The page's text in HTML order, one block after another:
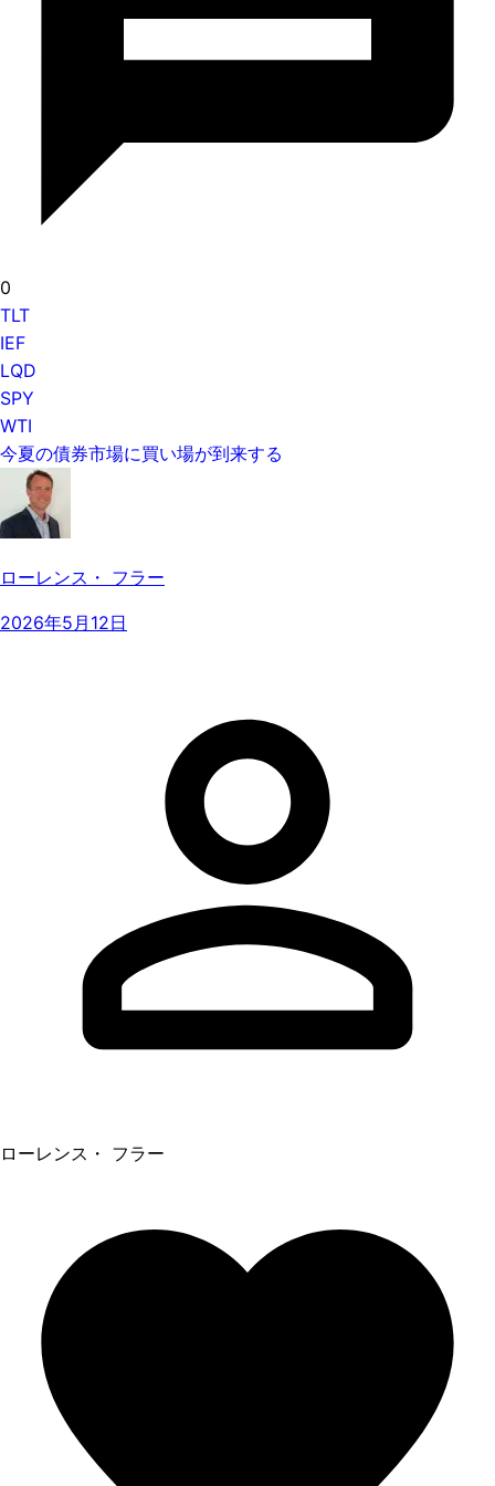
0
TLT
IEF
LQD
SPY
WTI
今夏の債券市場に買い場が到来する
ローレンス・ フラー
2026年5月12日
ローレンス・ フラー